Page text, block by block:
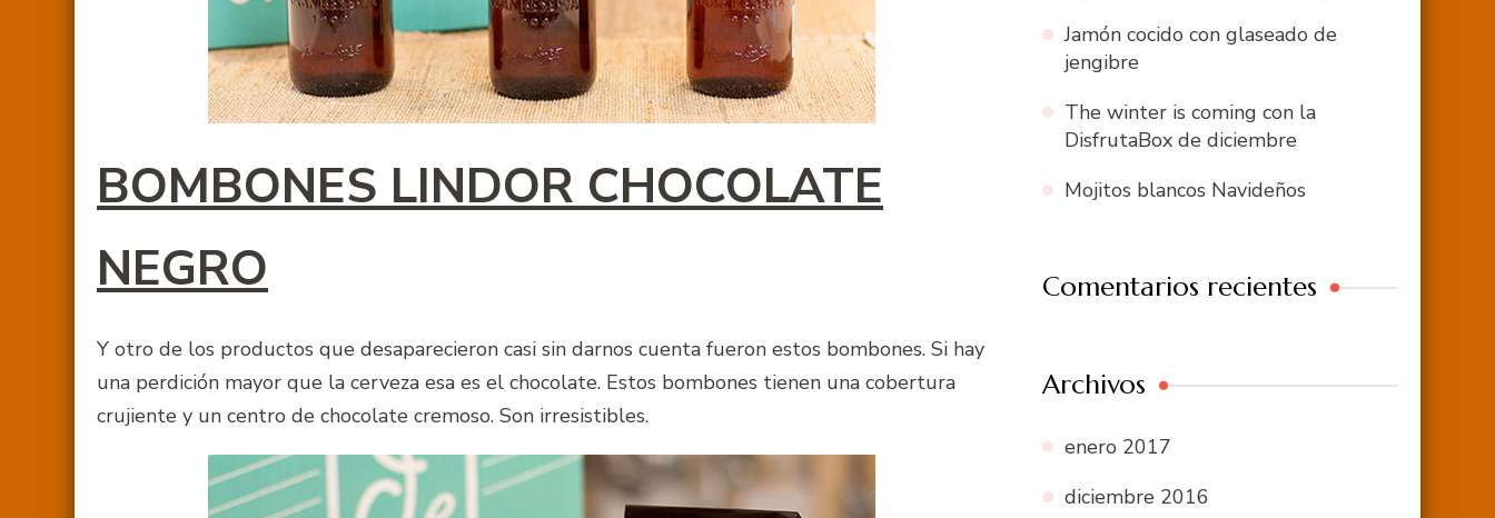
BOMBONES LINDOR CHOCOLATE
NEGRO
Y otro de los productos que desaparecieron casi sin darnos cuenta fueron estos bombones. Si hay
una perdición mayor que la cerveza esa es el chocolate. Estos bombones tienen una cobertura
crujiente y un centro de chocolate cremoso. Son irresistibles.
Jamón cocido con glaseado de
jengibre
The winter is coming con la
DisfrutaBox de diciembre
Mojitos blancos Navideños
Comentarios recientes
Archivos
enero 2017
diciembre 2016